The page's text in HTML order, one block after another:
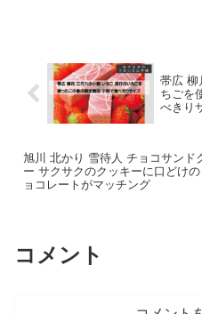
帯広 柳
ちごを
べきり
旭川 北かり 雪待人 チョコサンド
ー サクサクのクッキーに口どけ
ョコレートがマッチング
コメント